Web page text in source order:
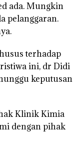
ada. Mungkin
pelanggaran.
terhadap
ini, dr Didi
keputusan
Klinik Kimia
dengan pihak